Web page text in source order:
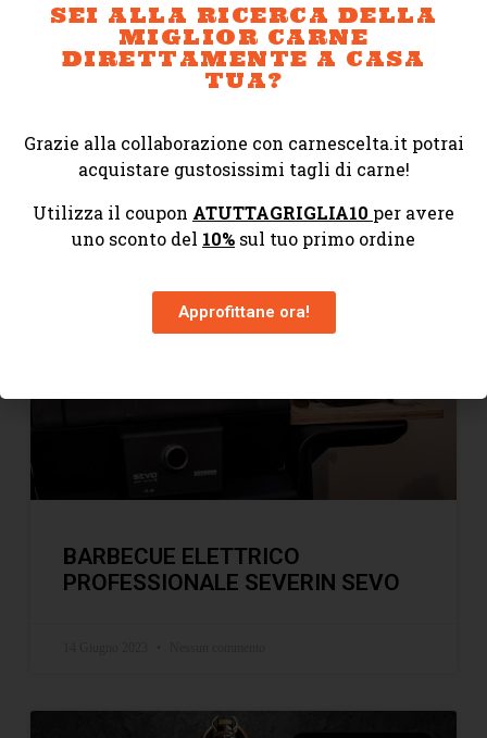
MATRIMONIO PERFETTO PER
L’ESTATE
19 Giugno 2023 Nessun commento
BARBECUE ELETTRICO
PROFESSIONALE SEVERIN SEVO
SEI ALLA RICERCA DELLA
MIGLIOR CARNE
DIRETTAMENTE A CASA
TUA?
Grazie alla collaborazione con carnescelta.it potrai
acquistare gustosissimi tagli di carne!
Utilizza il coupon ATUTTAGRIGLIA10 per avere
uno sconto del 10% sul tuo primo ordine
Approfittane ora!